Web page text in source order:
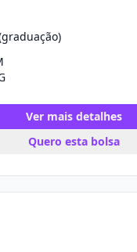
Ver mais detalhes
Quero esta bolsa